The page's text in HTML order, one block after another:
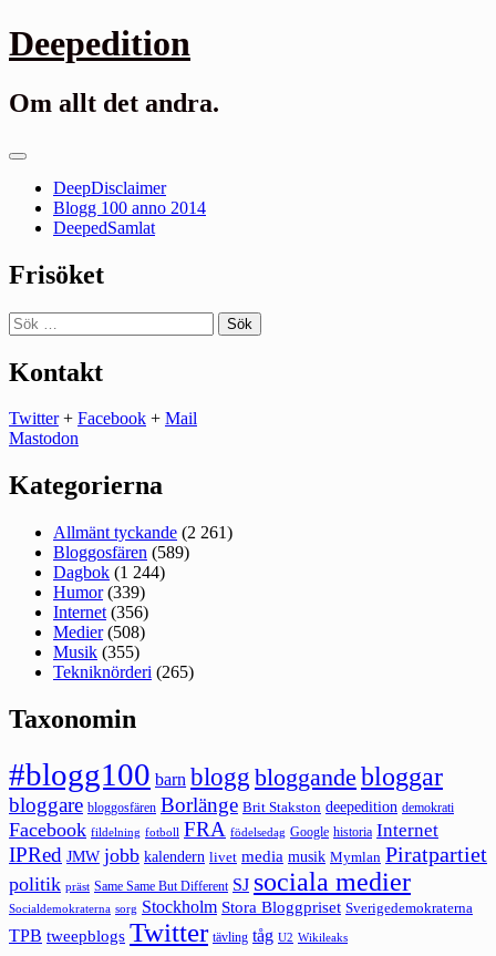
Gå
till
Deepedition
Om allt det andra.
Primär
DeepDisclaimer
Blogg 100 anno 2014
DeepedSamlat
Frisöket
Sök
efter:
Kontakt
Twitter+ Facebook + Mail
Mastodon
Kategorierna
Allmänt tyckande (2 261)
Bloggosfären (589)
Dagbok (1 244)
Humor(339)
Internet (356)
Medier(508)
Musik (355)
Tekniknörderi (265)
Taxonomin
#blogg100 barn blogg bloggande bloggar
bloggare bloggosfären Borlänge Brit Stakston deepedition demokrati
Facebook fildelning fotboll FRA födelsedag Google historia Internet
IPRed JMW jobb kalendern livet media musik Mymlan Piratpartiet
politik präst Same Same But Different SJ sociala medier
Socialdemokraterna sorg Stockholm Stora Bloggpriset Sverigedemokraterna
TPB tweepblogs Twitter tävling tåg U2 Wikileaks